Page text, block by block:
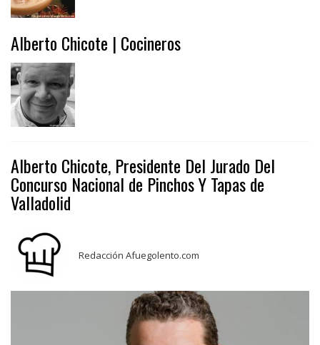
Alberto Chicote | Cocineros
Alberto Chicote, Presidente Del Jurado Del
Concurso Nacional de Pinchos Y Tapas de
Valladolid
Redacción Afuegolento.com